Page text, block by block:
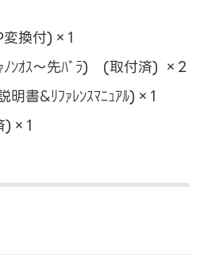
換付)×1
ｬﾉﾝｵｽ～先ﾊﾞﾗ) (取付済) ×2
書&ﾘﾌｧﾚﾝｽﾏﾆｭｱﾙ)×1
)×1